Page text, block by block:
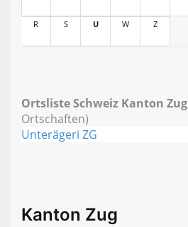
R S U W Z
Ortsliste Schweiz Kanton Zug
Ortschaften)
Unterägeri ZG
Kanton Zug